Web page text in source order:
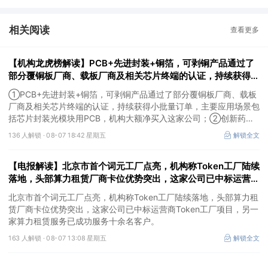
相关阅读 查看更多
【机构龙虎榜解读】PCB+先进封装+铜箔，可剥铜产品通过了
部分覆铜板厂商、载板厂商及相关芯片终端的认证，持续获得小
批量订单，主要应用场景包括芯片封装光模块用PCB，机构大
额净买入这家公司
①PCB+先进封装+铜箔，可剥铜产品通过了部分覆铜板厂商、载板
厂商及相关芯片终端的认证，持续获得小批量订单，主要应用场景包
括芯片封装光模块用PCB，机构大额净买入这家公司；②创新药
CDMO+减肥药，收购国外知名CRO企业，在创新药API的化学合成
等方面具有丰富经验，具备承接细胞与基因治疗产品商业化受托生产
136 人解锁 ·08-07 18:42 星期五 解锁全文
【电报解读】北京市首个词元工厂点亮，机构称Token工厂陆续
落地，头部算力租赁厂商卡位优势突出，这家公司已中标运营商
Token工厂项目
北京市首个词元工厂点亮，机构称Token工厂陆续落地，头部算力租
赁厂商卡位优势突出，这家公司已中标运营商Token工厂项目，另一
家算力租赁服务已成功服务十余名客户。
163 人解锁 ·08-07 13:08 星期五 解锁全文